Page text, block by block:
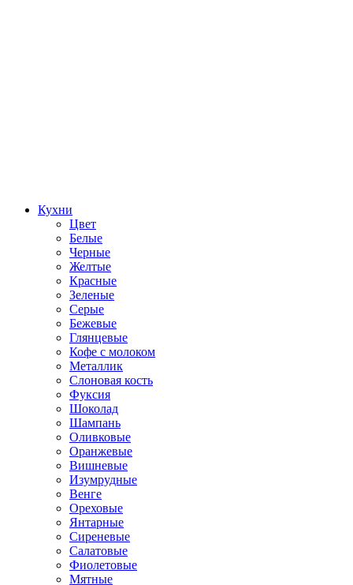
Кухни
Цвет
Белые
Черные
Желтые
Красные
Зеленые
Серые
Бежевые
Глянцевые
Кофе с молоком
Металлик
Слоновая кость
Фуксия
Шоколад
Шампань
Оливковые
Оранжевые
Вишневые
Изумрудные
Венге
Ореховые
Янтарные
Сиреневые
Салатовые
Фиолетовые
Мятные